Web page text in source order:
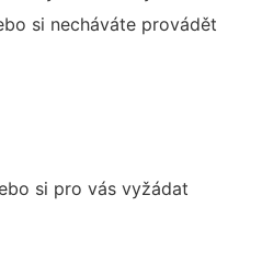
si necháváte provádět
si pro vás vyžádat